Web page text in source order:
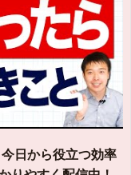
日から役立つ効率